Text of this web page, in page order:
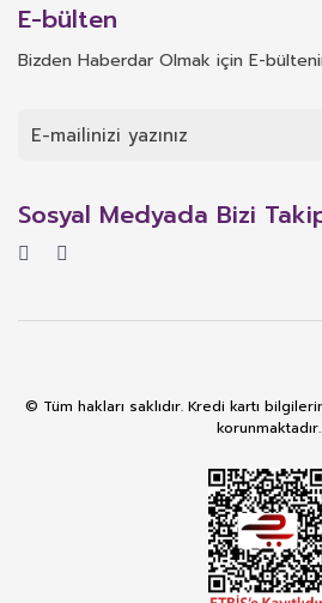
E-bülten
Bizden Haberdar Olmak için E-
Sosyal Medyada Bizi
© Tüm hakları saklıdır. Kredi kartı
korunmaktadır.